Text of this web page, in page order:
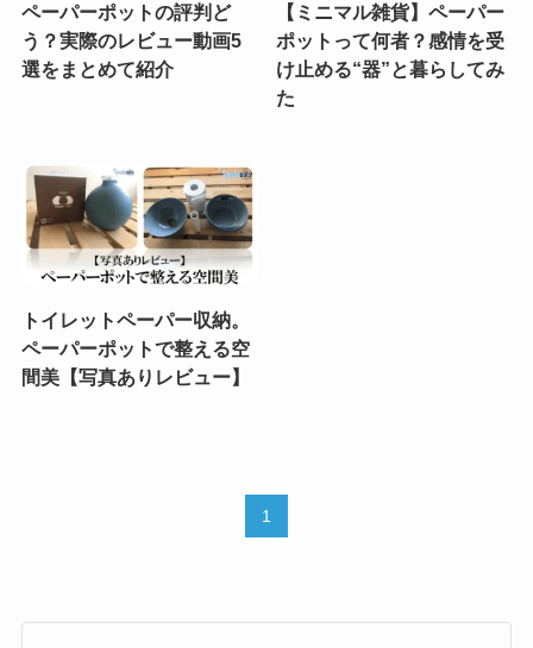
ペーパーポットの評判ど
う？実際のレビュー動画5
選をまとめて紹介
【ミニマル雑貨】ペーパー
ポットって何者？感情を受
け止める“器”と暮らしてみ
た
トイレットペーパー収納。
ペーパーポットで整える空
間美【写真ありレビュー】
1